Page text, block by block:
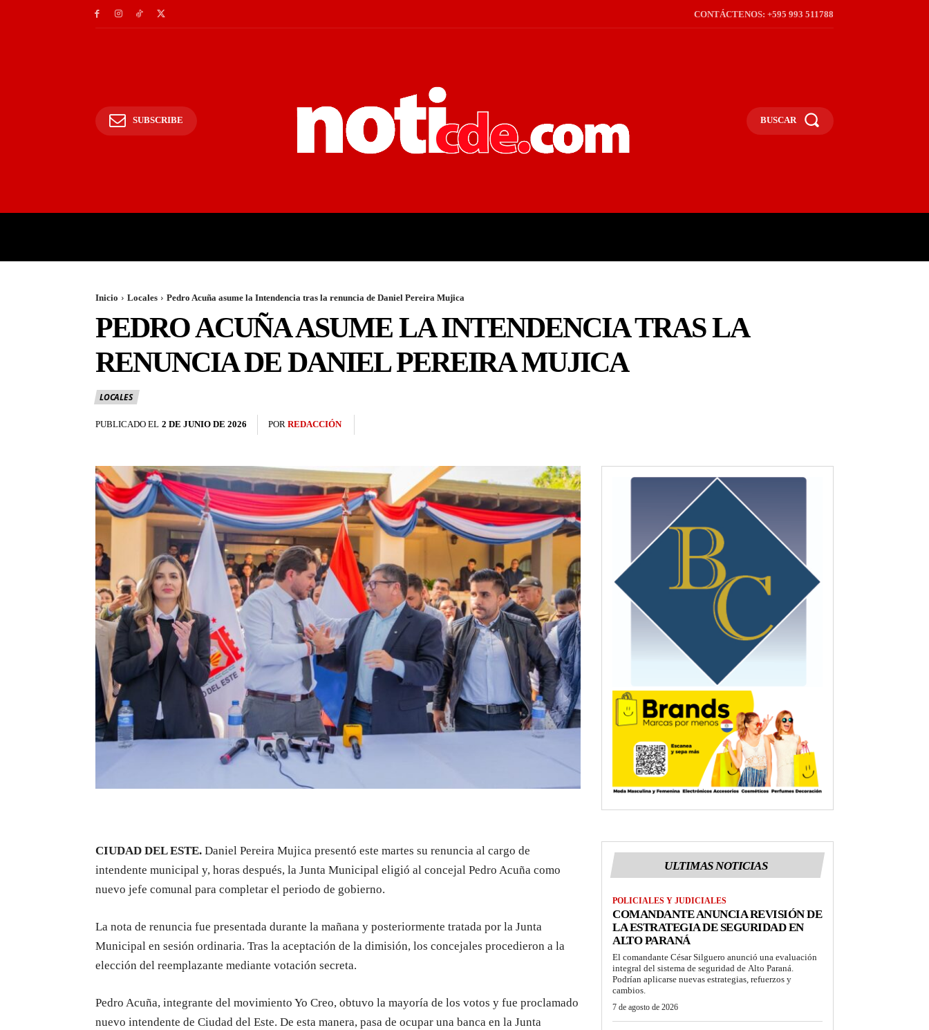
CONTÁCTENOS: +595 993 511788
SUBSCRIBE BUSCAR
Inicio Locales Pedro Acuña asume la Intendencia tras la renuncia de Daniel Pereira Mujica
PEDRO ACUÑA ASUME LA INTENDENCIA TRAS LA
RENUNCIA DE DANIEL PEREIRA MUJICA
LOCALES
PUBLICADO EL 2 DE JUNIO DE 2026 POR REDACCIÓN
CIUDAD DEL ESTE. Daniel Pereira Mujica presentó este martes su renuncia al cargo de
intendente municipal y, horas después, la Junta Municipal eligió al concejal Pedro Acuña como
nuevo jefe comunal para completar el periodo de gobierno.
La nota de renuncia fue presentada durante la mañana y posteriormente tratada por la Junta
Municipal en sesión ordinaria. Tras la aceptación de la dimisión, los concejales procedieron a la
elección del reemplazante mediante votación secreta.
Pedro Acuña, integrante del movimiento Yo Creo, obtuvo la mayoría de los votos y fue proclamado
nuevo intendente de Ciudad del Este. De esta manera, pasa de ocupar una banca en la Junta
ULTIMAS NOTICIAS
POLICIALES Y JUDICIALES
COMANDANTE ANUNCIA REVISIÓN DE
LA ESTRATEGIA DE SEGURIDAD EN
ALTO PARANÁ
El comandante César Silguero anunció una evaluación
integral del sistema de seguridad de Alto Paraná.
Podrían aplicarse nuevas estrategias, refuerzos y
cambios.
7 de agosto de 2026